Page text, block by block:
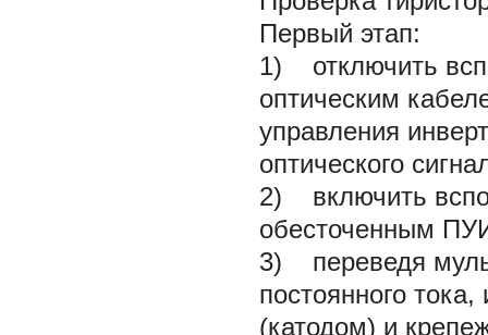
Первый этап:
1) отключить
оптическим
управления
оптического
2) включить
обесточенным
3) переведя
постоянного
(катодом) и